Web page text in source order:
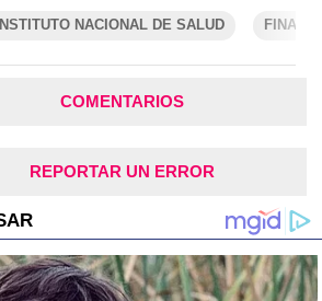
INSTITUTO NACIONAL DE SALUD
COMENTARIOS
REPORTAR UN ERROR